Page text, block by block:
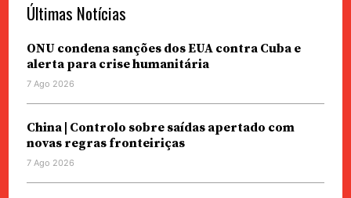
Últimas Notícias
ONU condena sanções dos EUA contra Cuba e
alerta para crise humanitária
7 Ago 2026
China | Controlo sobre saídas apertado com
novas regras fronteiriças
7 Ago 2026